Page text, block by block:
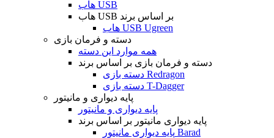
هاب USB
هاب USB بر اساس برند
هاب USB Ugreen
دسته و فرمان بازی
همه موارد این دسته
دسته و فرمان بازی بر اساس برند
دسته بازی Redragon
دسته بازی T-Dagger
پایه دیواری و مانیتور
پایه دیواری و مانیتور
پایه دیواری مانیتور بر اساس برند
پایه دیواری مانیتور Barad